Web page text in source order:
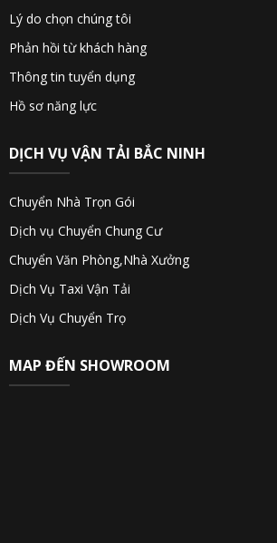
Lý do chọn chúng tôi
Phản hồi từ khách hàng
Thông tin tuyển dụng
Hồ sơ năng lực
DỊCH VỤ VẬN TẢI BẮC NINH
Chuyển Nhà Trọn Gói
Dịch vụ Chuyển Chung Cư
Chuyển Văn Phòng,Nhà Xưởng
Dịch Vụ Taxi Vận Tải
Dịch Vụ Chuyển Trọ
MAP ĐẾN SHOWROOM